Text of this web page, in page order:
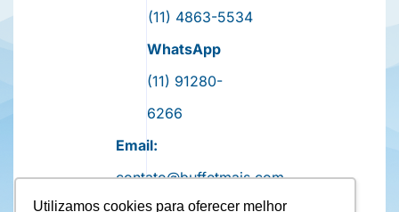
Utilizamos cookies para oferecer melhor
(11) 4863-5534
WhatsApp
(11) 91280-
6266
Email:
contato@buffetmais.com